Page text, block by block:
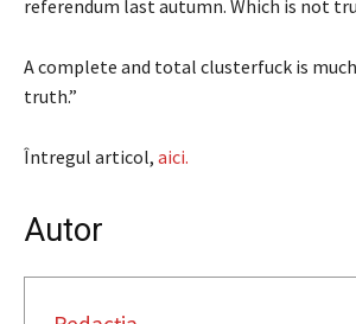
referendum last autumn. Which is not
A complete and total clusterfuck is
truth.”
Întregul articol, aici.
Autor